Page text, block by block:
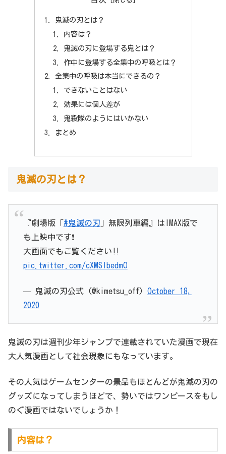
鬼滅の刃とは？
内容は？
鬼滅の刃に登場する鬼とは？
作中に登場する全集中の呼吸とは？
全集中の呼吸は本当にできるの？
できないことはない
効果には個人差が
鬼殺隊のようにはいかない
まとめ
鬼滅の刃とは？
『劇場版「#鬼滅の刃 」無限列車編』はIMAX版で
も上映中です❗️
大画面でもご覧ください‼️
pic.twitter.com/cXMSIbedmO
— 鬼滅の刃公式 (@kimetsu_off) October 18,
2020
鬼滅の刃は週刊少年ジャンプで連載されていた漫画で現在
大人気漫画として社会現象にもなっています。
その人気はゲームセンターの景品もほとんどが鬼滅の刃の
グッズになってしまうほどで、勢いではワンピースをもし
のぐ漫画ではないでしょうか！
内容は？